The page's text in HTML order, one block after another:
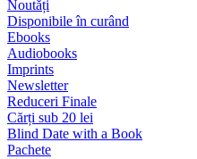
Noutăți
Disponibile în curând
Ebooks
Audiobooks
Imprints
Newsletter
Reduceri Finale
Cărți sub 20 lei
Blind Date with a Book
Pachete